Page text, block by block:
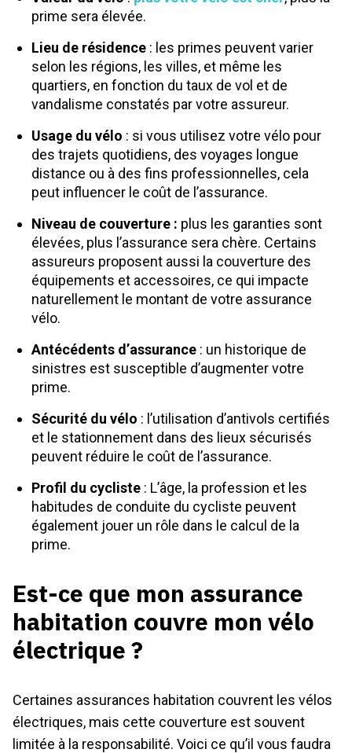
prime sera élevée.
Lieu de résidence : les primes peuvent varier
selon les régions, les villes, et même les
quartiers, en fonction du taux de vol et de
vandalisme constatés par votre assureur.
Usage du vélo : si vous utilisez votre vélo pour
des trajets quotidiens, des voyages longue
distance ou à des fins professionnelles, cela
peut influencer le coût de l’assurance.
Niveau de couverture : plus les garanties sont
élevées, plus l’assurance sera chère. Certains
assureurs proposent aussi la couverture des
équipements et accessoires, ce qui impacte
naturellement le montant de votre assurance
vélo.
Antécédents d’assurance : un historique de
sinistres est susceptible d’augmenter votre
prime.
Sécurité du vélo : l’utilisation d’antivols certifiés
et le stationnement dans des lieux sécurisés
peuvent réduire le coût de l’assurance.
Profil du cycliste : L’âge, la profession et les
habitudes de conduite du cycliste peuvent
également jouer un rôle dans le calcul de la
prime.
Est-ce que mon assurance
habitation couvre mon vélo
électrique ?
Certaines assurances habitation couvrent les vélos
électriques, mais cette couverture est souvent
limitée à la responsabilité. Voici ce qu’il vous faudra